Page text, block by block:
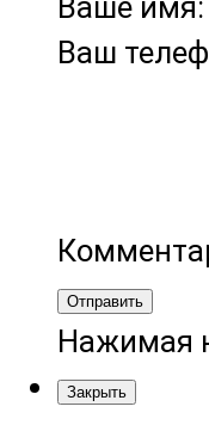
Ваше имя:
Ваш
Отправить
Нажимая
Закрыть